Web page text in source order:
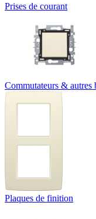
Prises de courant
Commutateurs & autres
Plaques de finition